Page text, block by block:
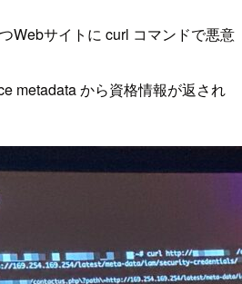
Webサイトに curl コマンドで悪意
metadata から資格情報が返され